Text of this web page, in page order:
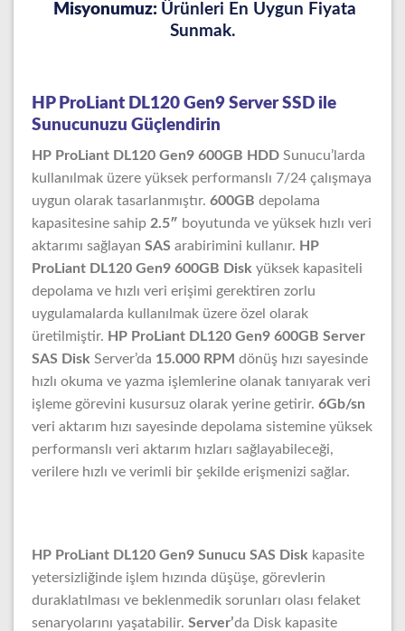
Misyonumuz: Ürünleri En Uygun Fiyata
Sunmak.
HP ProLiant DL120 Gen9 Server SSD ile
Sunucunuzu Güçlendirin
HP ProLiant DL120 Gen9 600GB HDD Sunucu’larda
kullanılmak üzere yüksek performanslı 7/24 çalışmaya
uygun olarak tasarlanmıştır. 600GB depolama
kapasitesine sahip 2.5″ boyutunda ve yüksek hızlı veri
aktarımı sağlayan SAS arabirimini kullanır. HP
ProLiant DL120 Gen9 600GB Disk yüksek kapasiteli
depolama ve hızlı veri erişimi gerektiren zorlu
uygulamalarda kullanılmak üzere özel olarak
üretilmiştir. HP ProLiant DL120 Gen9 600GB Server
SAS Disk Server’da 15.000 RPM dönüş hızı sayesinde
hızlı okuma ve yazma işlemlerine olanak tanıyarak veri
işleme görevini kusursuz olarak yerine getirir. 6Gb/sn
veri aktarım hızı sayesinde depolama sistemine yüksek
performanslı veri aktarım hızları sağlayabileceği,
verilere hızlı ve verimli bir şekilde erişmenizi sağlar.
HP ProLiant DL120 Gen9 Sunucu SAS Disk kapasite
yetersizliğinde işlem hızında düşüşe, görevlerin
duraklatılması ve beklenmedik sorunları olası felaket
senaryolarını yaşatabilir. Server’da Disk kapasite